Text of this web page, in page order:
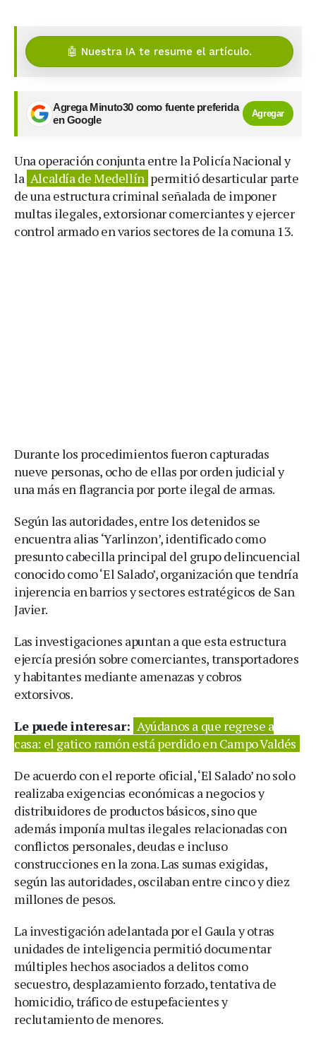
🤖 Nuestra IA te resume el artículo.
Agrega Minuto30 como fuente preferida
en Google
Agregar
Una operación conjunta entre la Policía Nacional y
la Alcaldía de Medellín permitió desarticular parte
de una estructura criminal señalada de imponer
multas ilegales, extorsionar comerciantes y ejercer
control armado en varios sectores de la comuna 13.
Durante los procedimientos fueron capturadas
nueve personas, ocho de ellas por orden judicial y
una más en flagrancia por porte ilegal de armas.
Según las autoridades, entre los detenidos se
encuentra alias ‘Yarlinzon’, identificado como
presunto cabecilla principal del grupo delincuencial
conocido como ‘El Salado’, organización que tendría
injerencia en barrios y sectores estratégicos de San
Javier.
Las investigaciones apuntan a que esta estructura
ejercía presión sobre comerciantes, transportadores
y habitantes mediante amenazas y cobros
extorsivos.
Le puede interesar: Ayúdanos a que regrese a
casa: el gatico ramón está perdido en Campo Valdés
De acuerdo con el reporte oficial, ‘El Salado’ no solo
realizaba exigencias económicas a negocios y
distribuidores de productos básicos, sino que
además imponía multas ilegales relacionadas con
conflictos personales, deudas e incluso
construcciones en la zona. Las sumas exigidas,
según las autoridades, oscilaban entre cinco y diez
millones de pesos.
La investigación adelantada por el Gaula y otras
unidades de inteligencia permitió documentar
múltiples hechos asociados a delitos como
secuestro, desplazamiento forzado, tentativa de
homicidio, tráfico de estupefacientes y
reclutamiento de menores.